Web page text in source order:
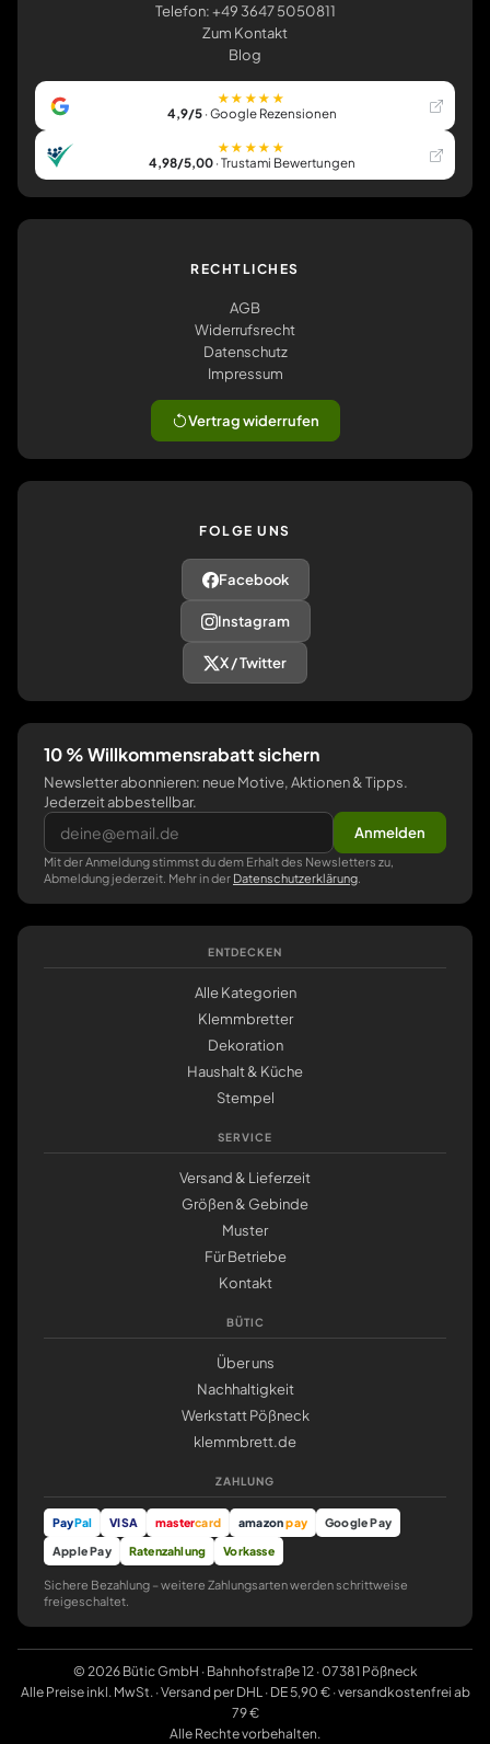
Telefon: +49 3647 5050811
Zum Kontakt
Blog
★★★★★
4,9/5· Google Rezensionen
★★★★★
4,98/5,00· Trustami Bewertungen
RECHTLICHES
AGB
Widerrufsrecht
Datenschutz
Impressum
Vertrag widerrufen
FOLGE UNS
Facebook
Instagram
X / Twitter
10 % Willkommensrabatt sichern
Newsletter abonnieren: neue Motive, Aktionen & Tipps.
Jederzeit abbestellbar.
Anmelden
Mit der Anmeldung stimmst du dem Erhalt des Newsletters zu,
Abmeldung jederzeit. Mehr in der Datenschutzerklärung
ENTDECKEN
Alle Kategorien
Klemmbretter
Dekoration
Haushalt & Küche
Stempel
SERVICE
Versand & Lieferzeit
Größen & Gebinde
Muster
Für Betriebe
Kontakt
BÜTIC
Über uns
Nachhaltigkeit
Werkstatt Pößneck
klemmbrett.de
ZAHLUNG
PayPal VISA mastercard amazonpay
Google Pay
Apple Pay
Ratenzahlung Vorkasse
Sichere Bezahlung – weitere Zahlungsarten werden schrittweise
freigeschaltet.
© 2026 Bütic GmbH · Bahnhofstraße 12 · 07381 Pößneck
Alle Preise inkl. MwSt. · Versand per DHL · DE 5,90 € · versandkostenfrei ab
79 €
Alle Rechte vorbehalten.